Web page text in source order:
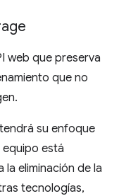
web que preserva
que no
su enfoque
está
eliminación de la
tecnologías,